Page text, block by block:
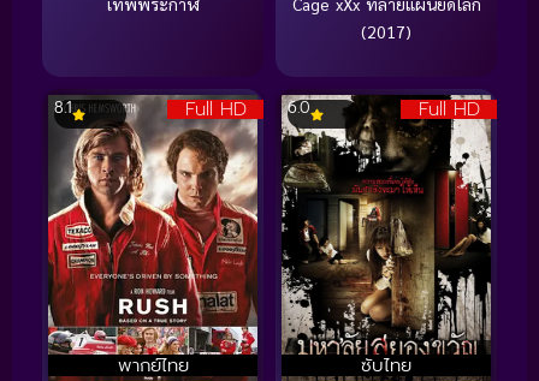
(2017)
Full HD
พากย์ไทย
8.1 Full HD
ซับไทย
6.0